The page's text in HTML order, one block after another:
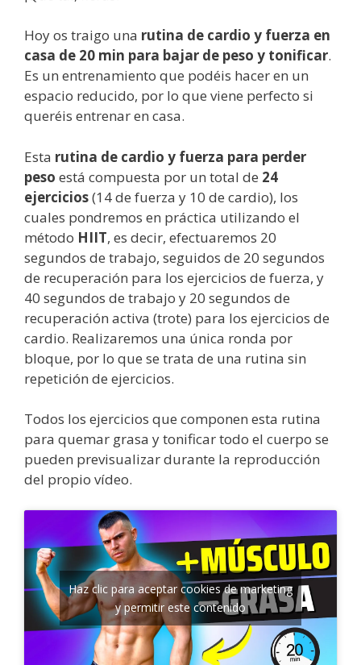
Hoy os traigo una rutina de cardio y fuerza en
casa de 20 min para bajar de peso y tonificar.
Es un entrenamiento que podéis hacer en un
espacio reducido, por lo que viene perfecto si
queréis entrenar en casa.
Esta rutina de cardio y fuerza para perder
peso está compuesta por un total de 24
ejercicios(14 de fuerza y 10 de cardio), los
cuales pondremos en práctica utilizando el
método HIIT, es decir, efectuaremos 20
segundos de trabajo, seguidos de 20 segundos
de recuperación para los ejercicios de fuerza, y
40 segundos de trabajo y 20 segundos de
recuperación activa (trote) para los ejercicios de
cardio. Realizaremos una única ronda por
bloque, por lo que se trata de una rutina sin
repetición de ejercicios.
Todos los ejercicios que componen esta rutina
para quemar grasa y tonificar todo el cuerpo se
pueden previsualizar durante la reproducción
del propio vídeo.
Haz clic para aceptar cookies de marketing
y permitir este contenido